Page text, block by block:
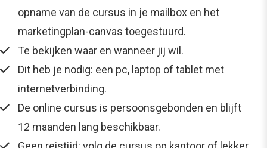
opname van de cursus in je mailbox en het
marketingplan-canvas toegestuurd.
Te bekijken waar en wanneer jij wil.
Dit heb je nodig: een pc, laptop of tablet met
internetverbinding.
De online cursus is persoonsgebonden en blijft
12 maanden lang beschikbaar.